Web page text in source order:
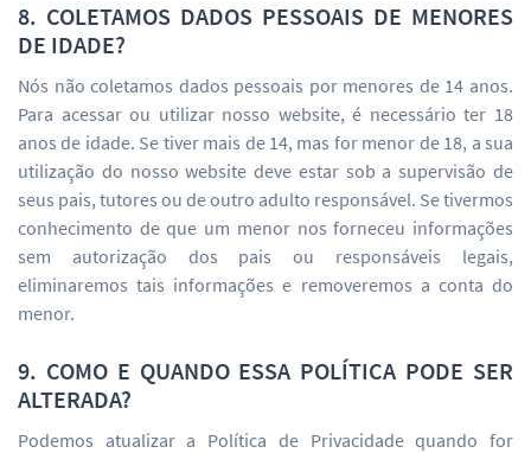
8. COLETAMOS DADOS PESSOAIS DE MENORES
DE IDADE?
Nós não coletamos dados pessoais por menores de 14 anos.
Para acessar ou utilizar nosso website, é necessário ter 18
anos de idade. Se tiver mais de 14, mas for menor de 18, a sua
utilização do nosso website deve estar sob a supervisão de
seus pais, tutores ou de outro adulto responsável. Se tivermos
conhecimento de que um menor nos forneceu informações
sem autorização dos pais ou responsáveis legais,
eliminaremos tais informações e removeremos a conta do
menor.
9. COMO E QUANDO ESSA POLÍTICA PODE SER
ALTERADA?
Podemos atualizar a Política de Privacidade quando for